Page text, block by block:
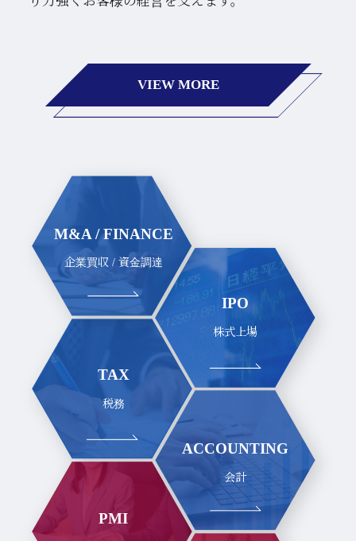
VIEW MORE
M&A / FINANCE
企業買収 / 資金調達
IPO
株式上場
TAX
税務
ACCOUNTING
会計
PMI